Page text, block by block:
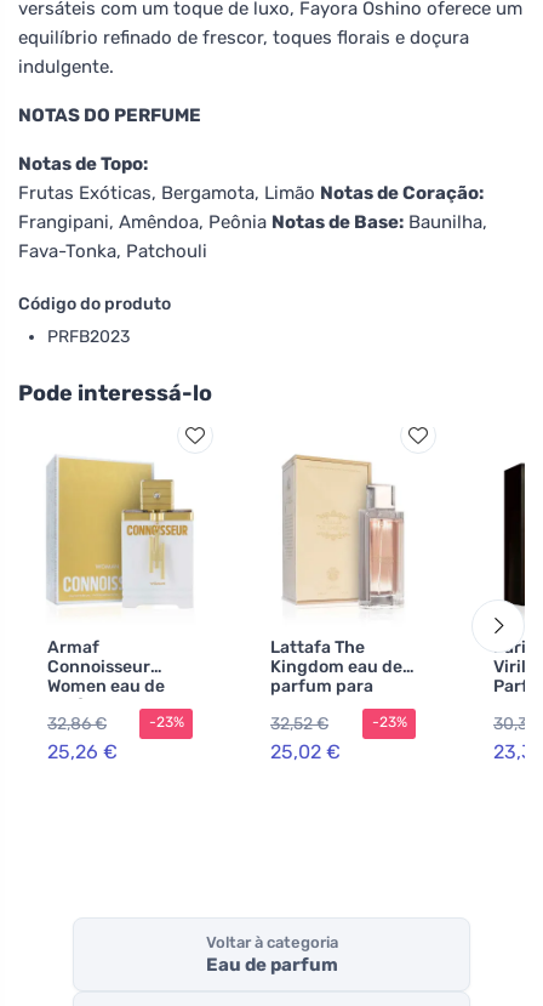
versáteis com um toque de luxo, Fayora Oshino oferece um
equilíbrio refinado de frescor, toques florais e doçura
indulgente.
NOTAS DO PERFUME
Notas de Topo:
Frutas Exóticas, Bergamota, Limão Notas de Coração:
Frangipani, Amêndoa, Peônia Notas de Base: Baunilha,
Fava-Tonka, Patchouli
Código do produto
PRFB2023
Pode interessá-lo
Armaf
Connoisseur
Women eau de
parfum para
mulheres 100 ml
32,86 €
25,26 €
-23%
Lattafa The
Kingdom eau de
parfum para
mulheres 100 ml
32,52 €
25,02 €
-23%
Paris
Virilis
30,35
Voltar à categoria
Eau de parfum